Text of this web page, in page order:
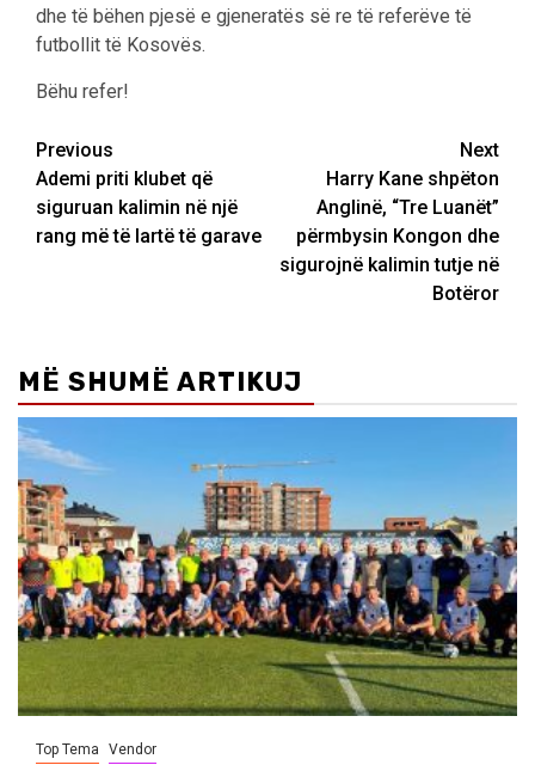
dhe të bëhen pjesë e gjeneratës së re të referëve të
futbollit të Kosovës.
Bëhu refer!
Post
navigation
Previous
Ademi priti klubet që
siguruan kalimin në një
rang më të lartë të garave
Next
Harry Kane shpëton
Anglinë, “Tre Luanët”
përmbysin Kongon dhe
sigurojnë kalimin tutje në
Botëror
MË SHUMË ARTIKUJ
Top Tema Vendor